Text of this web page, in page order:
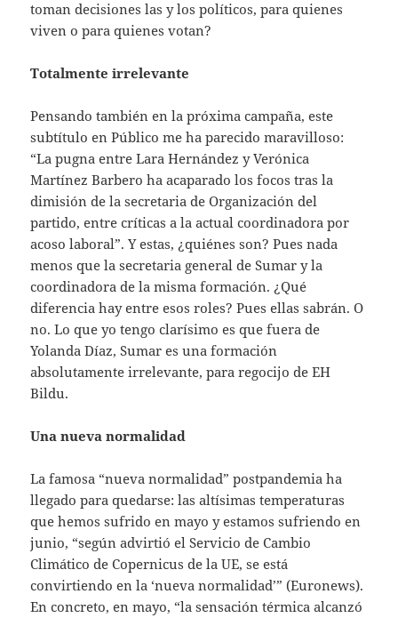
toman decisiones las y los políticos, para quienes
viven o para quienes votan?
Totalmente irrelevante
Pensando también en la próxima campaña, este
subtítulo en Público me ha parecido maravilloso:
“La pugna entre Lara Hernández y Verónica
Martínez Barbero ha acaparado los focos tras la
dimisión de la secretaria de Organización del
partido, entre críticas a la actual coordinadora por
acoso laboral”. Y estas, ¿quiénes son? Pues nada
menos que la secretaria general de Sumar y la
coordinadora de la misma formación. ¿Qué
diferencia hay entre esos roles? Pues ellas sabrán. O
no. Lo que yo tengo clarísimo es que fuera de
Yolanda Díaz, Sumar es una formación
absolutamente irrelevante, para regocijo de EH
Bildu.
Una nueva normalidad
La famosa “nueva normalidad” postpandemia ha
llegado para quedarse: las altísimas temperaturas
que hemos sufrido en mayo y estamos sufriendo en
junio, “según advirtió el Servicio de Cambio
Climático de Copernicus de la UE, se está
convirtiendo en la ‘nueva normalidad’” (Euronews).
En concreto, en mayo, “la sensación térmica alcanzó